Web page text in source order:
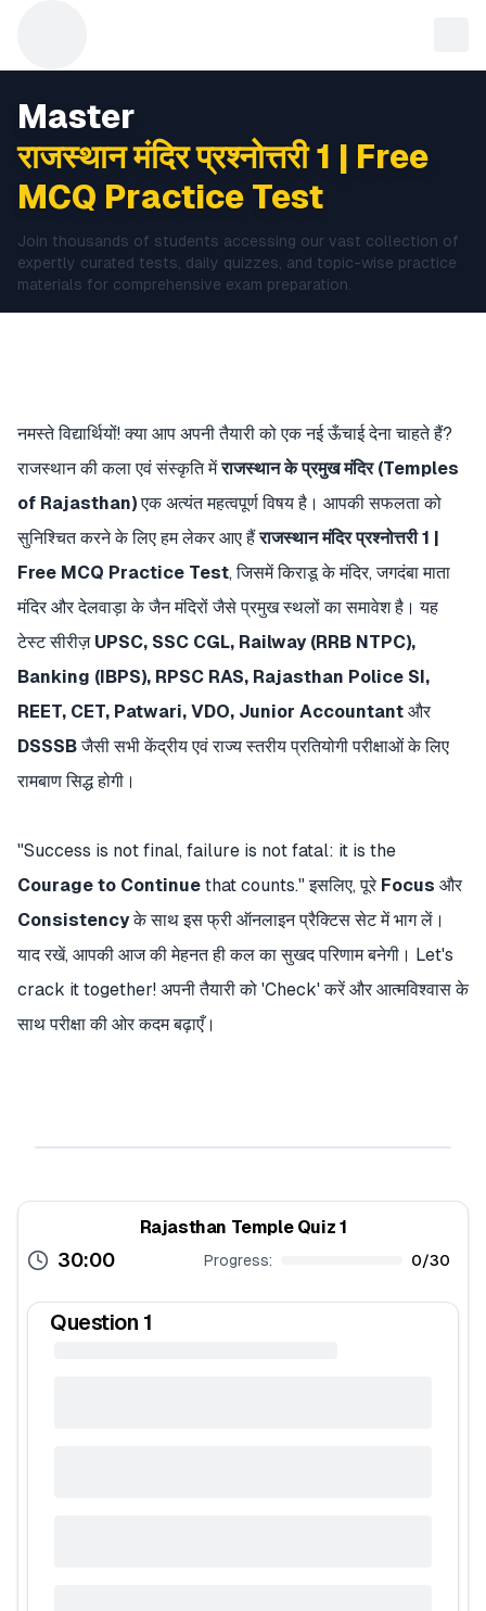
Master
राजस्थान मंदिर प्रश्नोत्तरी 1 | Free
MCQ Practice Test
Join thousands of students accessing our vast collection of
expertly curated tests, daily quizzes, and topic-wise practice
materials for comprehensive exam preparation.
नमस्ते विद्यार्थियों! क्या आप अपनी तैयारी को एक नई ऊँचाई देना चाहते हैं?
राजस्थान की कला एवं संस्कृति मेंराजस्थान के प्रमुख मंदिर (Temples
of Rajasthan)एक अत्यंत महत्वपूर्ण विषय है। आपकी सफलता को
सुनिश्चित करने के लिए हम लेकर आए हैंराजस्थान मंदिर प्रश्नोत्तरी 1 |
Free MCQ Practice Test, जिसमें किराडू के मंदिर, जगदंबा माता
मंदिर और देलवाड़ा के जैन मंदिरों जैसे प्रमुख स्थलों का समावेश है। यह
टेस्ट सीरीज़ UPSC, SSC CGL, Railway (RRB NTPC),
Banking (IBPS), RPSC RAS, Rajasthan Police SI,
REET, CET, Patwari, VDO, Junior Accountant और
DSSSBजैसी सभी केंद्रीय एवं राज्य स्तरीय प्रतियोगी परीक्षाओं के लिए
रामबाण सिद्ध होगी।
"Success is not final, failure is not fatal: it is the
Courage to Continue that counts." इसलिए, पूरे Focus और
Consistencyके साथ इस फ्री ऑनलाइन प्रैक्टिस सेट में भाग लें।
याद रखें, आपकी आज की मेहनत ही कल का सुखद परिणाम बनेगी। Let's
crack it together! अपनी तैयारी को 'Check' करें और आत्मविश्वास के
साथ परीक्षा की ओर कदम बढ़ाएँ।
Rajasthan Temple Quiz 1
30:00 Progress: 0/30
Question 1